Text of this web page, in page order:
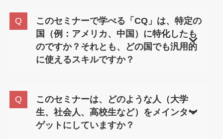
す。
信頼性の高い指標であり、国際的にも広く認知さ
れています。1999〜2000年頃に概念が提唱されて
以来、150カ国以上で研究が行われてきました。特
に21世紀に入ってからは、多文化環境における効
果的な働き方やチーム運営に関する研究が数百件
このセミナーで学べる「CQ」は、特定の
国（例：アメリカ、中国）に特化したも
のですか？それとも、どの国でも汎用的
に使えるスキルですか？
あらゆる異文化環境で通用する汎用的なコミュニ
ケーションスキルを学びます。講師はアジア、中
東、アメリカなど多様な地域での経験を持ち、各
国でよくある誤解や文化的な違いの具体例も紹介
このセミナーは、どのような人（大学
生、社会人、高校生など）をメインター
ゲットにしていますか？